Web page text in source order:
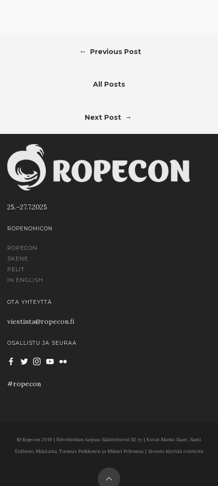
← Previous Post
All Posts
Next Post →
25.–27.7.2025
ROPENOMICON
ROPECON
SKENE
PELIT
IN ENGLISH
OTA YHTEYTTÄ
viestinta@ropecon.fi
OSALLISTU JA SEURAA
#ropecon
© Ropecon 2019 | Palvelintilan tarjoaa Säätöyhteisö B2 ry | Kuvat Marko Saari, Sami
Eräluoto, MiiaLiina, Tuomas Puikkonen ja Mikael Peltomaa | Sivusto käyttää evästeitä